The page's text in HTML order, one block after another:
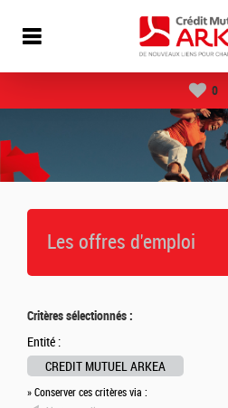
0
Les offres d'emploi
Critères sélectionnés :
Entité :
CREDIT MUTUEL ARKEA
» Conserver ces critères via :